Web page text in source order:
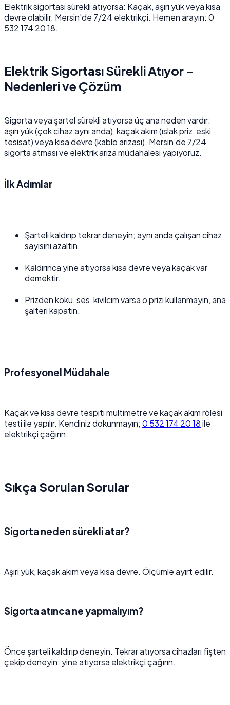
Elektrik sigortası sürekli atıyorsa: Kaçak, aşırı yük veya kısa
devre olabilir. Mersin'de 7/24 elektrikçi. Hemen arayın: 0
532 174 20 18.
Elektrik Sigortası Sürekli Atıyor –
Nedenleri ve Çözüm
Sigorta veya şartel sürekli atıyorsa üç ana neden vardır:
aşırı yük (çok cihaz aynı anda), kaçak akım (ıslak priz, eski
tesisat) veya kısa devre (kablo arızası). Mersin’de 7/24
sigorta atması ve elektrik arıza müdahalesi yapıyoruz.
İlk Adımlar
Şarteli kaldırıp tekrar deneyin; aynı anda çalışan cihaz
sayısını azaltın.
Kaldırınca yine atıyorsa kısa devre veya kaçak var
demektir.
Prizden koku, ses, kıvılcım varsa o prizi kullanmayın, ana
şalteri kapatın.
Profesyonel Müdahale
Kaçak ve kısa devre tespiti multimetre ve kaçak akım rölesi
testi ile yapılır. Kendiniz dokunmayın; 0 532 174 20 18ile
elektrikçi çağırın.
Sıkça Sorulan Sorular
Sigorta neden sürekli atar?
Aşırı yük, kaçak akım veya kısa devre. Ölçümle ayırt edilir.
Sigorta atınca ne yapmalıyım?
Önce şarteli kaldırıp deneyin. Tekrar atıyorsa cihazları fişten
çekip deneyin; yine atıyorsa elektrikçi çağırın.